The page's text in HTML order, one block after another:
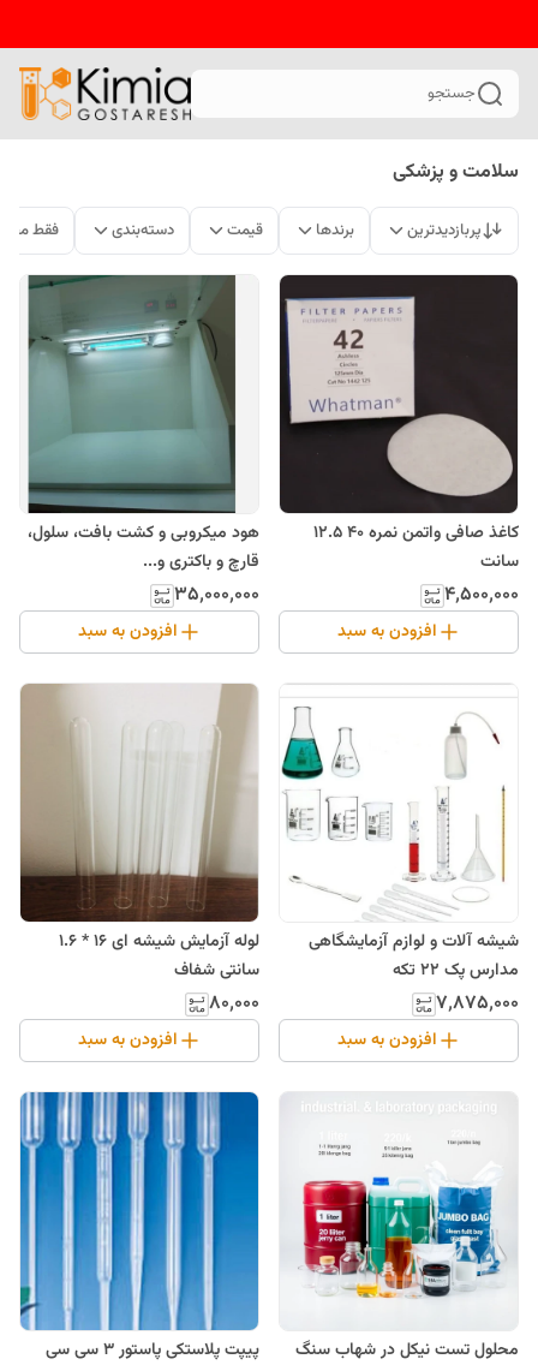
جستجو
سلامت و پزشکی
پربازدیدترین برندها قیمت دسته‌بندی فقط
کاغذ صافی واتمن نمره 40 12.5
سانت
۴٬۵۰۰٬۰۰۰
افزودن به سبد
هود میکروبی و کشت بافت، سلول،
قارچ و باکتری و...
۳۵٬۰۰۰٬۰۰۰
افزودن به سبد
شیشه آلات و لوازم آزمایشگاهی
مدارس پک 22 تکه
۷٬۸۷۵٬۰۰۰
افزودن به سبد
لوله آزمایش شیشه ای 16 * 1.6
سانتی شفاف
۸۰٬۰۰۰
افزودن به سبد
محلول تست نیکل در شهاب‌ سنگ
پیپت پلاستکی پاستور 3 سی سی